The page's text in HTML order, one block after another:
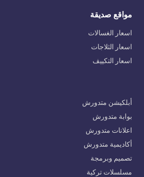
مواقع صديقة
اسعار الغسالات
اسعار الثلاجات
اسعار التكييف
أبلكيشن متدورش
بوابة متدورش
اعلانات متدورش
أكاديمية متدورش
تصميم وبرمجة
مسلسلات تركية